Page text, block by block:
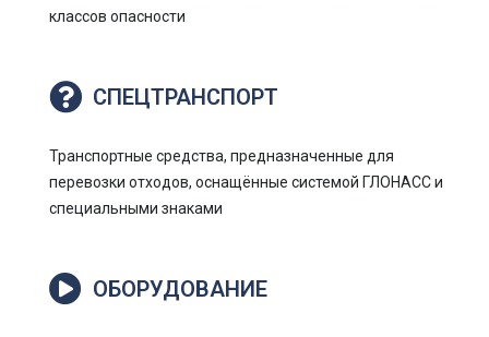
классов опасности
СПЕЦТРАНСПОРТ
Транспортные средства, предназначенные для
перевозки отходов, оснащённые системой ГЛОНАСС и
специальными знаками
ОБОРУДОВАНИЕ